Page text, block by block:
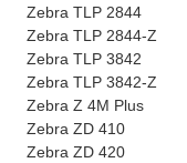
Zebra TLP 2844
Zebra TLP 2844-Z
Zebra TLP 3842
Zebra TLP 3842-Z
Zebra Z 4M Plus
Zebra ZD 410
Zebra ZD 420